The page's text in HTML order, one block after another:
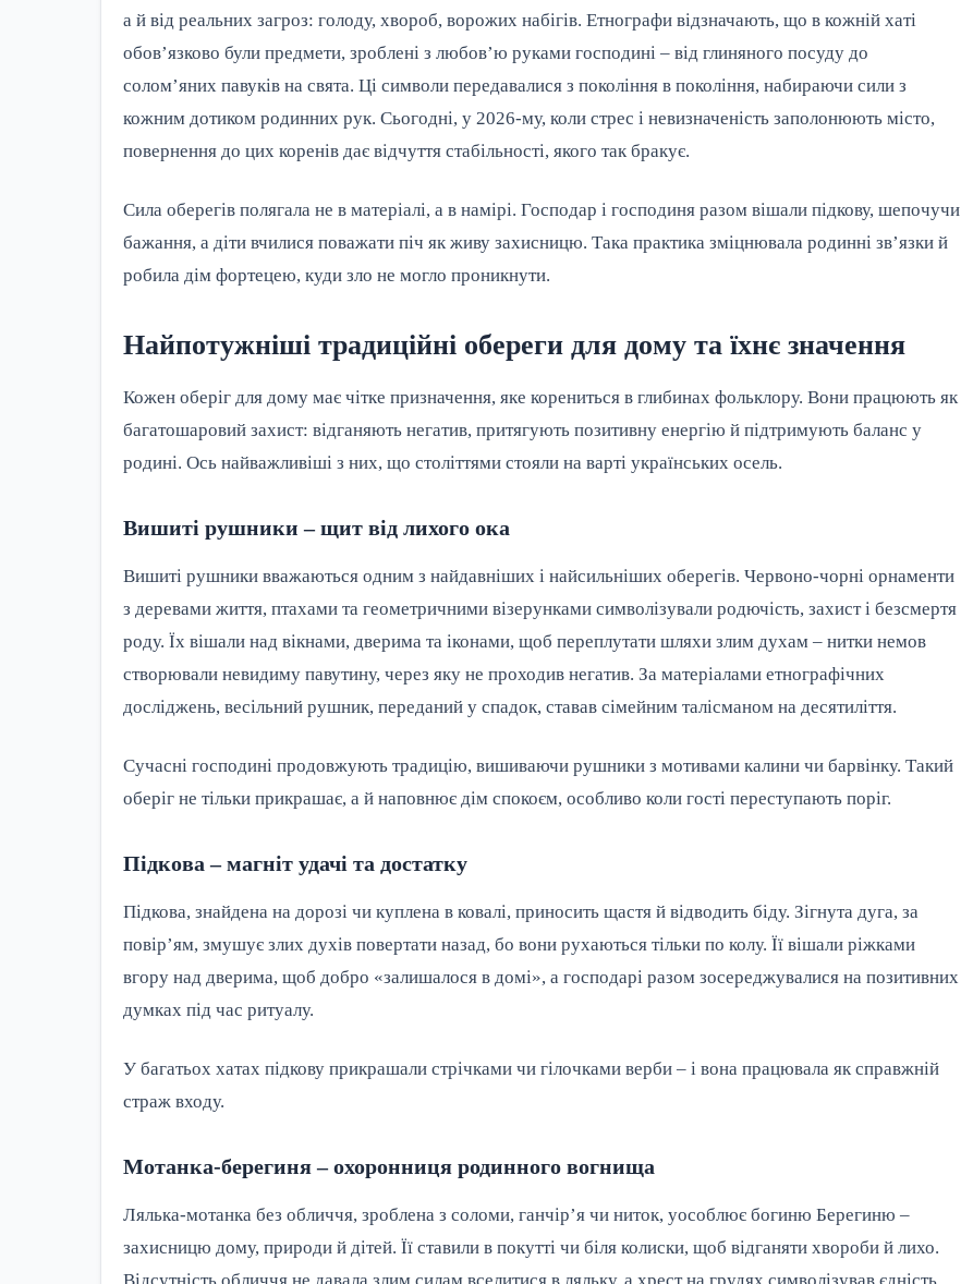
а й від реальних загроз: голоду, хвороб, ворожих набігів. Етнографи відзначають, що в кожній хаті
обов’язково були предмети, зроблені з любов’ю руками господині – від глиняного посуду до
солом’яних павуків на свята. Ці символи передавалися з покоління в покоління, набираючи сили з
кожним дотиком родинних рук. Сьогодні, у 2026-му, коли стрес і невизначеність заполонюють місто,
повернення до цих коренів дає відчуття стабільності, якого так бракує.
Сила оберегів полягала не в матеріалі, а в намірі. Господар і господиня разом вішали підкову, шепочучи
бажання, а діти вчилися поважати піч як живу захисницю. Така практика зміцнювала родинні зв’язки й
робила дім фортецею, куди зло не могло проникнути.
Найпотужніші традиційні обереги для дому та їхнє значення
Кожен оберіг для дому має чітке призначення, яке корениться в глибинах фольклору. Вони працюють як
багатошаровий захист: відганяють негатив, притягують позитивну енергію й підтримують баланс у
родині. Ось найважливіші з них, що століттями стояли на варті українських осель.
Вишиті рушники – щит від лихого ока
Вишиті рушники вважаються одним з найдавніших і найсильніших оберегів. Червоно-чорні орнаменти
з деревами життя, птахами та геометричними візерунками символізували родючість, захист і безсмертя
роду. Їх вішали над вікнами, дверима та іконами, щоб переплутати шляхи злим духам – нитки немов
створювали невидиму павутину, через яку не проходив негатив. За матеріалами етнографічних
досліджень, весільний рушник, переданий у спадок, ставав сімейним талісманом на десятиліття.
Сучасні господині продовжують традицію, вишиваючи рушники з мотивами калини чи барвінку. Такий
оберіг не тільки прикрашає, а й наповнює дім спокоєм, особливо коли гості переступають поріг.
Підкова – магніт удачі та достатку
Підкова, знайдена на дорозі чи куплена в ковалі, приносить щастя й відводить біду. Зігнута дуга, за
повір’ям, змушує злих духів повертати назад, бо вони рухаються тільки по колу. Її вішали ріжками
вгору над дверима, щоб добро «залишалося в домі», а господарі разом зосереджувалися на позитивних
думках під час ритуалу.
У багатьох хатах підкову прикрашали стрічками чи гілочками верби – і вона працювала як справжній
страж входу.
Мотанка-берегиня – охоронниця родинного вогнища
Лялька-мотанка без обличчя, зроблена з соломи, ганчір’я чи ниток, уособлює богиню Берегиню –
захисницю дому, природи й дітей. Її ставили в покутті чи біля колиски, щоб відганяти хвороби й лихо.